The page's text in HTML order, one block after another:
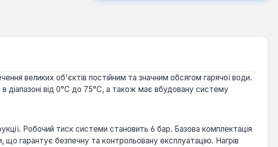
великих об'єктів постійним та значним обсягом гарячої води.
від 0°С до 75°С, а також має вбудовану систему
Робочий тиск системи становить 6 бар. Базова комплектація
гарантує безпечну та контрольовану експлуатацію. Нагрів